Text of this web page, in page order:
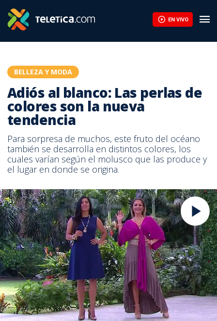
EN VIVO
BELLEZA Y MODA
Adiós al blanco: Las perlas de
colores son la nueva
tendencia
Para sorpresa de muchos, este fruto del océano
también se desarrolla en distintos colores, los
cuales varían según el molusco que las produce y
el lugar en donde se origina.